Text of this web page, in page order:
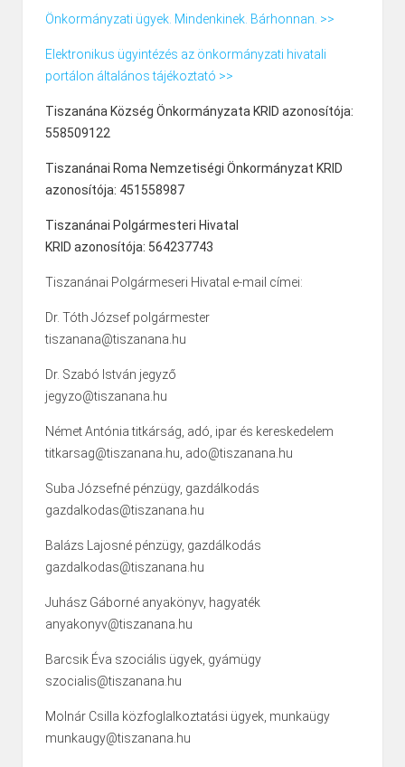
Önkormányzati ügyek. Mindenkinek. Bárhonnan. >>
Elektronikus ügyintézés az önkormányzati hivatali
portálon általános tájékoztató >>
Tiszanána Község Önkormányzata KRID azonosítója:
558509122
Tiszanánai Roma Nemzetiségi Önkormányzat KRID
azonosítója: 451558987
Tiszanánai Polgármesteri Hivatal
KRID azonosítója: 564237743
Tiszanánai Polgármeseri Hivatal e-mail címei:
Dr. Tóth József polgármester
tiszanana@tiszanana.hu
Dr. Szabó István jegyző
jegyzo@tiszanana.hu
Német Antónia titkárság, adó, ipar és kereskedelem
titkarsag@tiszanana.hu, ado@tiszanana.hu
Suba Józsefné pénzügy, gazdálkodás
gazdalkodas@tiszanana.hu
Balázs Lajosné pénzügy, gazdálkodás
gazdalkodas@tiszanana.hu
Juhász Gáborné anyakönyv, hagyaték
anyakonyv@tiszanana.hu
Barcsik Éva szociális ügyek, gyámügy
szocialis@tiszanana.hu
Molnár Csilla közfoglalkoztatási ügyek, munkaügy
munkaugy@tiszanana.hu